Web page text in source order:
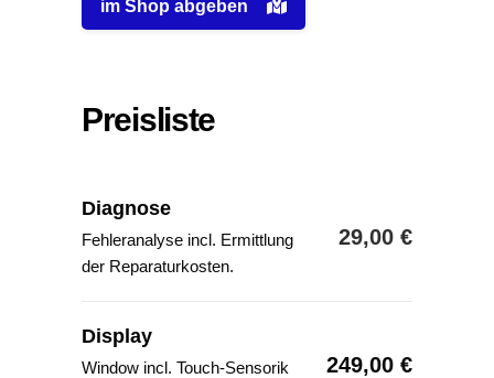
im Shop abgeben
Preisliste
Diagnose
Fehleranalyse incl. Ermittlung
der Reparaturkosten.
29,00 €
Display
Window incl. Touch-Sensorik
249,00 €